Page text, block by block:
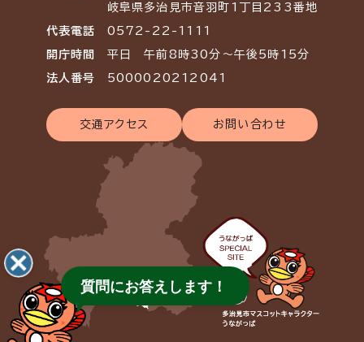
岐阜県多治見市音羽町1丁目233番地
代表電話 0572-22-1111
開庁時間 平日 午前8時30分～午後5時15分
法人番号 5000020212041
交通アクセス お問い合わせ
質問にお答えします！